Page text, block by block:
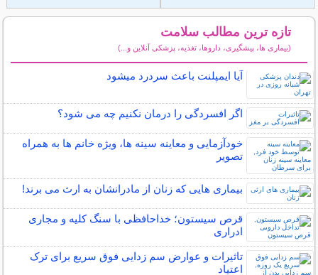
تازه ترین مطالب سلامت
(بیماری ها، پیشگیری، داروها، تغذیه، پزشکی آنلاین و...)
آیا ایمپلنت باعث سردرد میشود
اگر افسردگی را درمان نکنیم چه می شود؟
خودآزمایی و معاینه سینه ها، ویژه خانم ها به همراه
تصویر
بیماری هایی که زنان از مادرانشان به ارث می برند!
قرص سیستون؛ خداحافظی با سنگ کلیه و مجاری
ادراری
تاثیرات و عوارض سم زدایی فوق سریع برای ترک
اعتیاد